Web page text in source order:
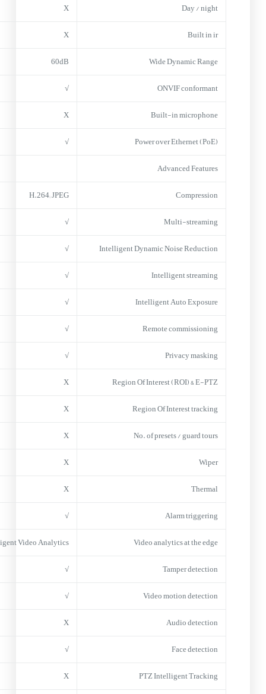
Day / night
X
Built in ir
X
Wide Dynamic Range
60dB
ONVIF conformant
√
Built-in microphone
X
Power over Ethernet (PoE)
√
Advanced Features
Compression
H.264; JPEG
Multi-streaming
√
Intelligent Dynamic Noise Reduction
√
Intelligent streaming
√
Intelligent Auto Exposure
√
Remote commissioning
√
Privacy masking
√
Region Of Interest (ROI) & E-PTZ
X
Region Of Interest tracking
X
No. of presets / guard tours
X
Wiper
X
Thermal
X
Alarm triggering
√
Video analytics at the edge
Video Analytics
Tamper detection
√
Video motion detection
√
Audio detection
X
Face detection
√
PTZ Intelligent Tracking
X